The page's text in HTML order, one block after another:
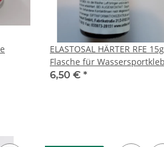
ELASTOSAL HÄRTER RFE 15g
Flasche für
/ Wassersportkleber
6,50 € *